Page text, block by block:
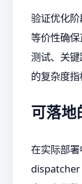
验证优化
等价性确
测试、关
的复杂度指
可落地
在实际部署
dispatcher